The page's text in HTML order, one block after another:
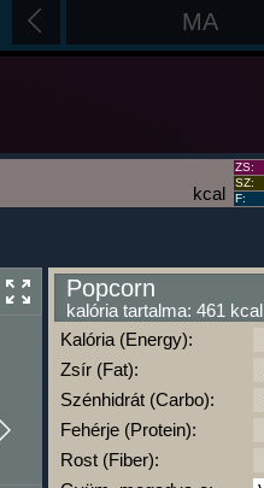
MA
kcal
ZS:
SZ:
F:
Popcorn
kalória tartalma: 461 kcal
Kalória (Energy):
Zsír (Fat):
Szénhidrát (Carbo):
Fehérje (Protein):
Rost (Fiber):